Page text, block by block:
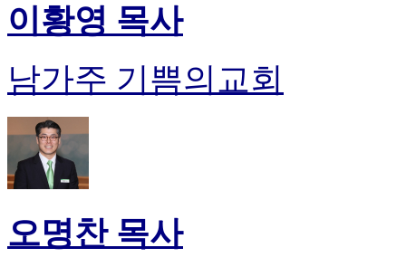
이황영 목사
남가주 기쁨의교회
오명찬 목사